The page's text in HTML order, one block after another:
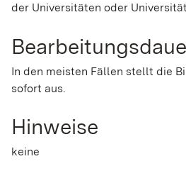
der Universitäten oder
In den meisten Fällen stellt die
sofort aus.
Hinweise
keine